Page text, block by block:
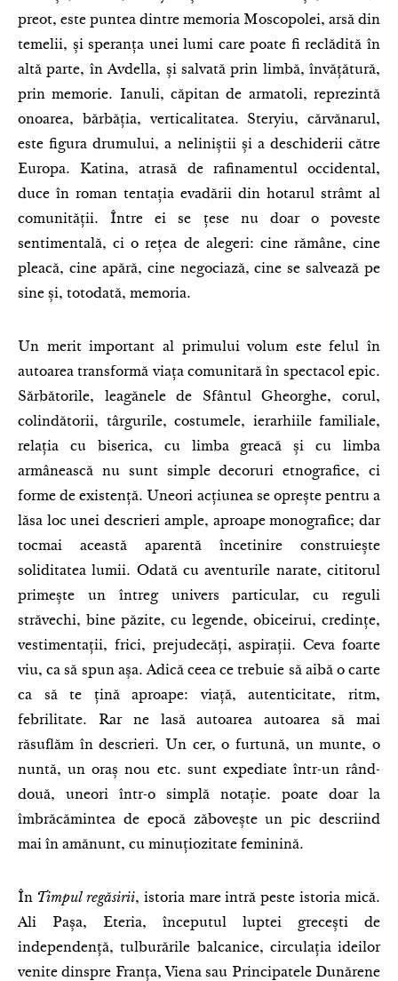
preot, este puntea dintre memoria Moscopolei, arsă din
temelii, și speranța unei lumi care poate fi reclădită în
altă parte, în Avdella, și salvată prin limbă, învățătură,
prin memorie. Ianuli, căpitan de armatoli, reprezintă
onoarea, bărbăția, verticalitatea. Steryiu, cărvănarul,
este figura drumului, a neliniștii și a deschiderii către
Europa. Katina, atrasă de rafinamentul occidental,
duce în roman tentația evadării din hotarul strâmt al
comunității. Între ei se țese nu doar o poveste
sentimentală, ci o rețea de alegeri: cine rămâne, cine
pleacă, cine apără, cine negociază, cine se salvează pe
sine și, totodată, memoria.
Un merit important al primului volum este felul în
autoarea transformă viața comunitară în spectacol epic.
Sărbătorile, leagănele de Sfântul Gheorghe, corul,
colindătorii, târgurile, costumele, ierarhiile familiale,
relația cu biserica, cu limba greacă și cu limba
armânească nu sunt simple decoruri etnografice, ci
forme de existență. Uneori acțiunea se oprește pentru a
lăsa loc unei descrieri ample, aproape monografice; dar
tocmai această aparentă încetinire construiește
soliditatea lumii. Odată cu aventurile narate, cititorul
primește un întreg univers particular, cu reguli
străvechi, bine păzite, cu legende, obiceirui, credințe,
vestimentații, frici, prejudecăți, aspirații. Ceva foarte
viu, ca să spun așa. Adică ceea ce trebuie să aibă o carte
ca să te țină aproape: viață, autenticitate, ritm,
febrilitate. Rar ne lasă autoarea autoarea să mai
răsuflăm în descrieri. Un cer, o furtună, un munte, o
nuntă, un oraș nou etc. sunt expediate într-un rând-
două, uneori într-o simplă notație. poate doar la
îmbrăcămintea de epocă zăbovește un pic descriind
mai în amănunt, cu minuțiozitate feminină.
În Timpul regăsirii, istoria mare intră peste istoria mică.
Ali Pașa, Eteria, începutul luptei grecești de
independență, tulburările balcanice, circulația ideilor
venite dinspre Franța, Viena sau Principatele Dunărene